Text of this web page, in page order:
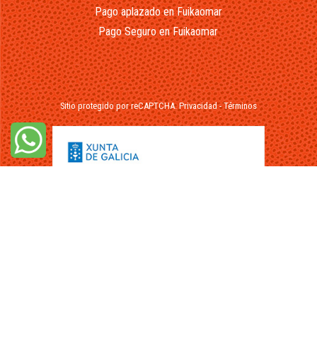
Pago aplazado en Fuikaomar
Pago Seguro en Fuikaomar
Sitio protegido por reCAPTCHA.Privacidad-Términos